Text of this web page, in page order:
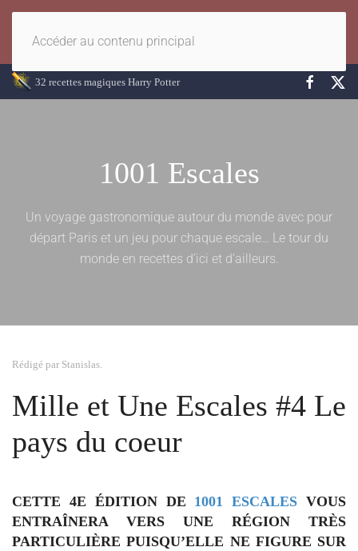
Accéder au contenu principal
32 recettes magiques Harry Potter
1001 Escales
Un voyage gastronomique autour du monde avec pour
départ Paris et un jeu pour chaque escale… Le tour du
monde en recettes d’ici et d’ailleurs.
Rédigé par Stanislas.
Mille et Une Escales #4 Le
pays du coeur
CETTE 4E ÉDITION DE 1001 ESCALES VOUS
ENTRAÎNERA VERS UNE RÉGION TRÈS
PARTICULIÈRE PUISQU’ELLE NE FIGURE SUR